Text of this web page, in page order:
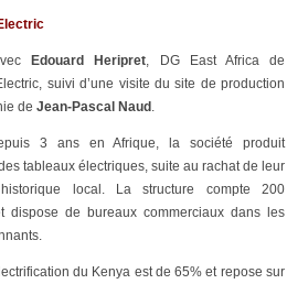
Edouard Heripret, DG East Africa de
suivi d’une visite du site de production
de Jean-Pascal Naud .
3 ans en Afrique, la société produit
tableaux électriques, suite au rachat de leur
local. La structure compte 200
dispose de bureaux commerciaux dans les
du Kenya est de 65% et repose sur